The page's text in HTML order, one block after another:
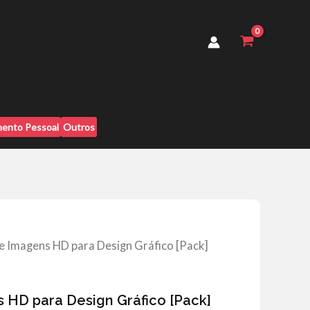
Pessoal Outros
Imagens HD para Design Gráfico [Pack]
para Design Gráfico [Pack]